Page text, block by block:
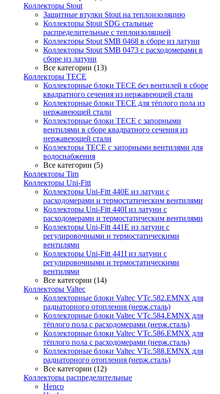
Коллекторы Stout
Защитные втулки Stout на теплоизоляцию
Коллекторы Stout SDG стальные
распределительные с теплоизоляцией
Коллекторы Stout SMB 0468 в сборе из латуни
Коллекторы Stout SMB 0473 с расходомерами в
сборе из латуни
Все категории (13)
Коллекторы TECE
Коллекторные блоки TECE без вентилей в сборе
квадратного сечения из нержавеющей стали
Коллекторные блоки TECE для тёплого пола из
нержавеющей стали
Коллекторные блоки TECE с запорными
вентилями в сборе квадратного сечения из
нержавеющей стали
Коллекторы TECE с запорными вентилями для
водоснабжения
Все категории (5)
Коллекторы Tim
Коллекторы Uni-Fitt
Коллекторы Uni-Fitt 440E из латуни с
расходомерами и термостатическим вентилями
Коллекторы Uni-Fitt 440I из латуни с
расходомерами и термостатическим вентилями
Коллекторы Uni-Fitt 441E из латуни с
регулировочными и термостатическими
вентилями
Коллекторы Uni-Fitt 441I из латуни с
регулировочными и термостатическими
вентилями
Все категории (14)
Коллекторы Valtec
Коллекторные блоки Valtec VTc.582.EMNX для
радиаторного отопления (нерж.сталь)
Коллекторные блоки Valtec VTc.584.EMNX для
тёплого пола с расходомерами (нерж.сталь)
Коллекторные блоки Valtec VTc.586.EMNX для
тёплого пола с расходомерами (нерж.сталь)
Коллекторные блоки Valtec VTc.588.EMNX для
радиаторного отопления (нерж.сталь)
Все категории (12)
Коллекторы распределительные
Henco